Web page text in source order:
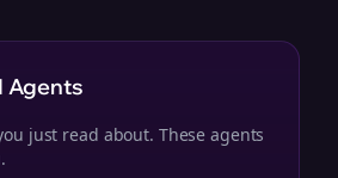
Agents
just read about. These agents